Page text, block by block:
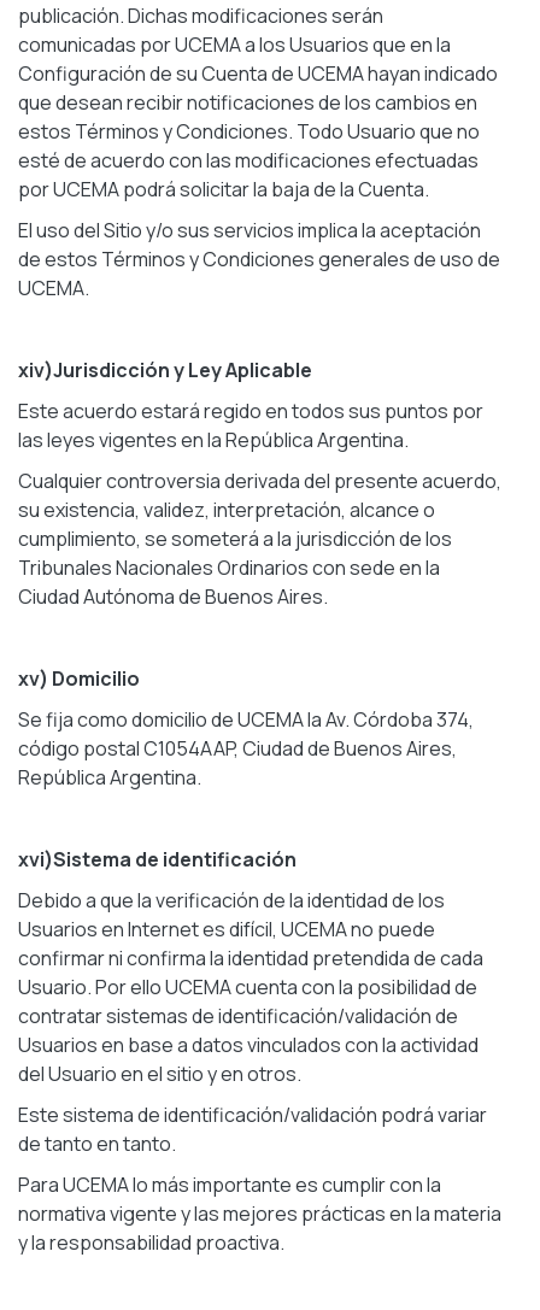
publicación. Dichas modificaciones serán
comunicadas por UCEMA a los Usuarios que en la
Configuración de su Cuenta de UCEMA hayan indicado
que desean recibir notificaciones de los cambios en
estos Términos y Condiciones. Todo Usuario que no
esté de acuerdo con las modificaciones efectuadas
por UCEMA podrá solicitar la baja de la Cuenta.
El uso del Sitio y/o sus servicios implica la aceptación
de estos Términos y Condiciones generales de uso de
UCEMA.
xiv)Jurisdicción y Ley Aplicable
Este acuerdo estará regido en todos sus puntos por
las leyes vigentes en la República Argentina.
Cualquier controversia derivada del presente acuerdo,
su existencia, validez, interpretación, alcance o
cumplimiento, se someterá a la jurisdicción de los
Tribunales Nacionales Ordinarios con sede en la
Ciudad Autónoma de Buenos Aires.
xv) Domicilio
Se fija como domicilio de UCEMA la Av. Córdoba 374,
código postal C1054AAP, Ciudad de Buenos Aires,
República Argentina.
xvi)Sistema de identificación
Debido a que la verificación de la identidad de los
Usuarios en Internet es difícil, UCEMA no puede
confirmar ni confirma la identidad pretendida de cada
Usuario. Por ello UCEMA cuenta con la posibilidad de
contratar sistemas de identificación/validación de
Usuarios en base a datos vinculados con la actividad
del Usuario en el sitio y en otros.
Este sistema de identificación/validación podrá variar
de tanto en tanto.
Para UCEMA lo más importante es cumplir con la
normativa vigente y las mejores prácticas en la materia
y la responsabilidad proactiva.